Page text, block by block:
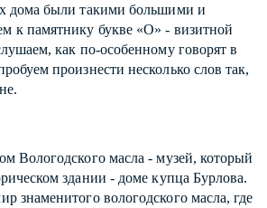
дома были такими большими и
к памятнику букве «О» - визитной
как по-особенному говорят в
произнести несколько слов так,
Вологодского масла - музей, который
здании - доме купца Бурлова.
знаменитого вологодского масла, где